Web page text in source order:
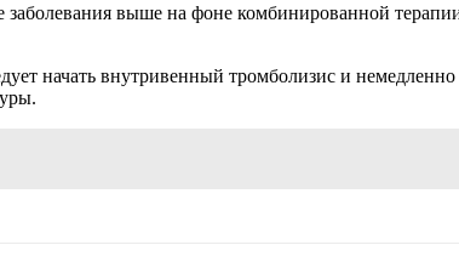
заболевания выше на фоне комбинированной
начать внутривенный тромболизис и